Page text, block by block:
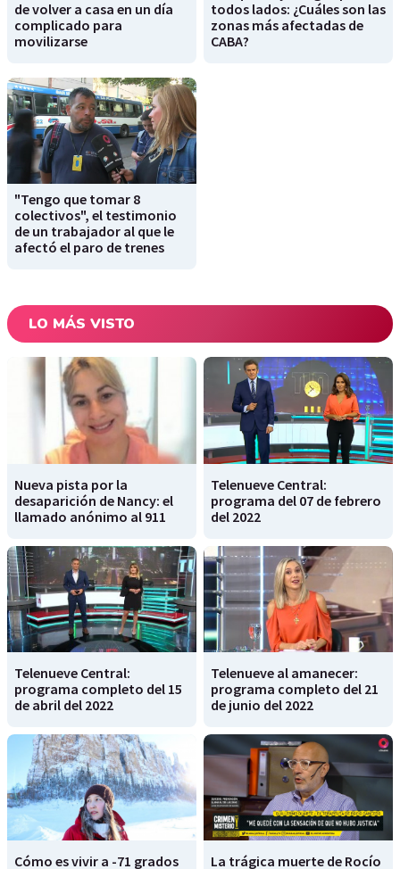
de volver a casa en un día
complicado para
movilizarse
todos lados: ¿Cuáles son las
zonas más afectadas de
CABA?
"Tengo que tomar 8
colectivos", el testimonio
de un trabajador al que le
afectó el paro de trenes
LO MÁS VISTO
Nueva pista por la
desaparición de Nancy: el
llamado anónimo al 911
Telenueve Central:
programa del 07 de febrero
del 2022
Telenueve Central:
programa completo del 15
de abril del 2022
Telenueve al amanecer:
programa completo del 21
de junio del 2022
Cómo es vivir a -71 grados
La trágica muerte de Rocío